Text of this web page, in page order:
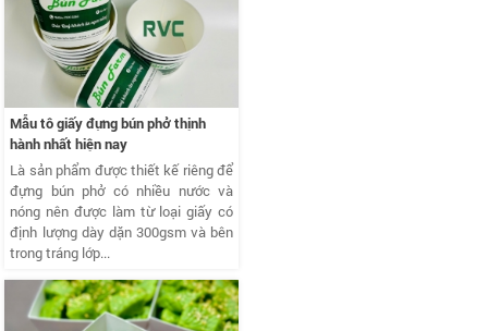
Mẫu tô giấy đựng bún phở thịnh
hành nhất hiện nay
Là sản phẩm được thiết kế riêng để
đựng bún phở có nhiều nước và
nóng nên được làm từ loại giấy có
định lượng dày dặn 300gsm và bên
trong tráng lớp...